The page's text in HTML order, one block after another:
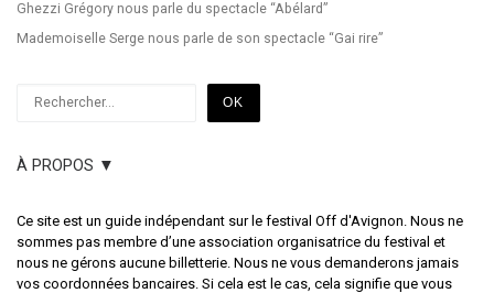
Ghezzi Grégory nous parle du spectacle “Abélard”
Mademoiselle Serge nous parle de son spectacle “Gai rire”
OK
À PROPOS ▼
Ce site est un guide indépendant sur le festival Off d'Avignon. Nous ne
sommes pas membre d’une association organisatrice du festival et
nous ne gérons aucune billetterie. Nous ne vous demanderons jamais
vos coordonnées bancaires. Si cela est le cas, cela signifie que vous